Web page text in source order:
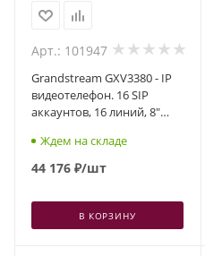
Арт.: 101947
Grandstream GXV3380 - IP
видеотелефон. 16 SIP
аккаунтов, 16 линий, 8"
экран, PoE, (1GbE)Gigabit
Ethernet, Wi-Fi, Bluetooth
Ждем на складе
44 176 ₽/шт
В КОРЗИНУ